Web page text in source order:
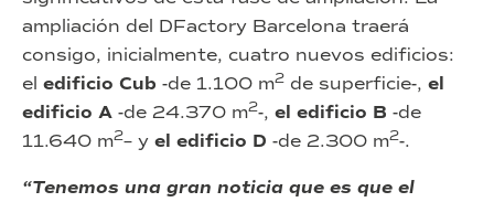
ampliación del DFactory Barcelona traerá
consigo, inicialmente, cuatro nuevos edificios:
el edificio Cub -de 1.100 m2 de superficie-, el
edificio A -de 24.370 m2-, el edificio B -de
11.640 m2– y el edificio D -de 2.300 m2-.
“Tenemos una gran noticia que es que el